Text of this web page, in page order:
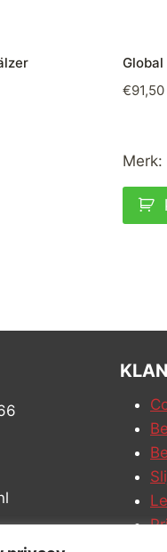
Global
€91,50
Merk: